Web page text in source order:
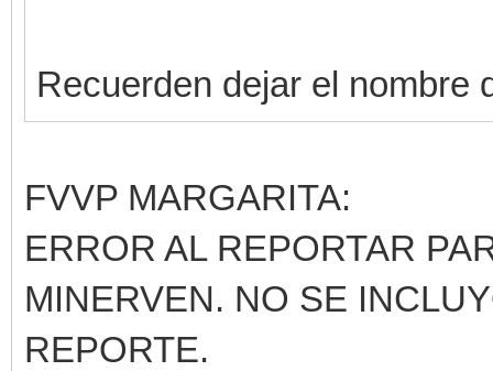
Recuerden dejar el nombre
FVVP MARGARITA:
ERROR AL REPORTAR
MINERVEN. NO SE
REPORTE.